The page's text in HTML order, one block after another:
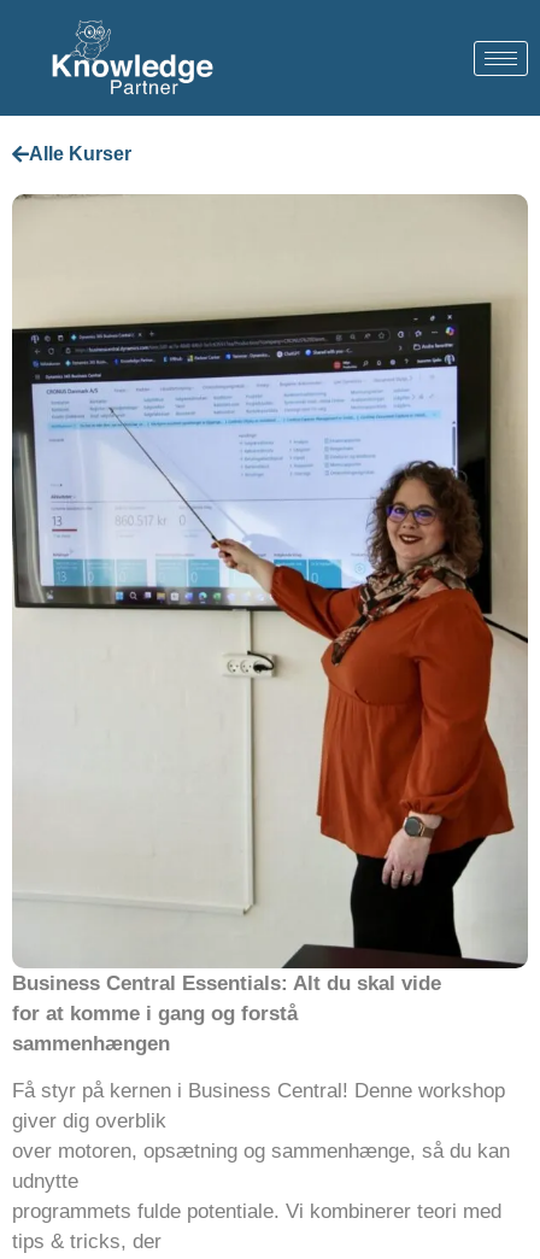
Alle Kurser
Business Central Essentials: Alt du skal vide
for at komme i gang og forstå
sammenhængen
Få styr på kernen i Business Central! Denne workshop
giver dig overblik
over motoren, opsætning og sammenhænge, så du kan
udnytte
programmets fulde potentiale. Vi kombinerer teori med
tips & tricks, der